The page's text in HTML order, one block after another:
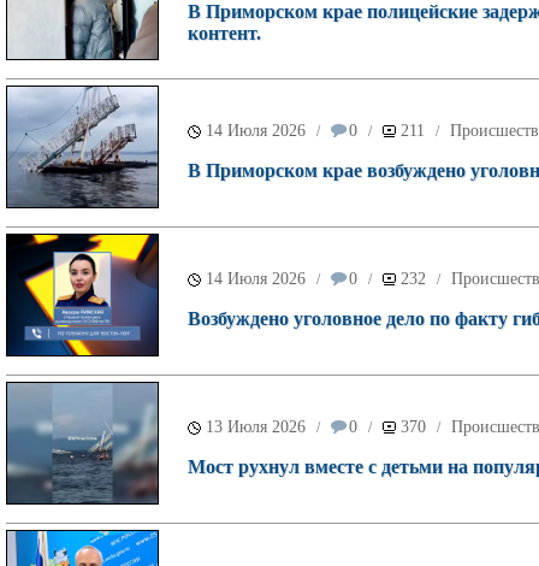
В Приморском крае полицейские
контент.
14 Июля 2026 / 0 / 211 /
В Приморском крае возбуждено
14 Июля 2026 / 0 / 232 /
Возбуждено уголовное дело по факту
13 Июля 2026 / 0 / 370 /
Мост рухнул вместе с детьми на